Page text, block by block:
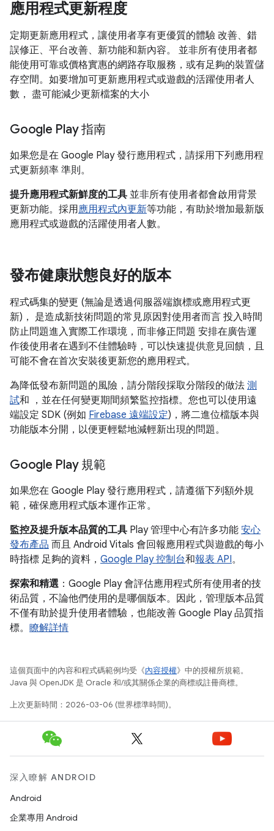
應用程式更新程度
定期更新應用程式，讓使用者享有更優質的體驗 改善、錯
誤修正、平台改善、新功能和新內容。 並非所有使用者都
能使用可靠或價格實惠的網路存取服務，或有足夠的裝置儲
存空間。如要增加可更新應用程式或遊戲的活躍使用者人
數， 盡可能減少更新檔案的大小
Google Play 指南
如果您是在 Google Play 發行應用程式，請採用下列應用程
式更新頻率 準則。
提升應用程式新鮮度的工具 並非所有使用者都會啟用背景
更新功能。採用應用程式內更新等功能，有助於增加最新版
應用程式或遊戲的活躍使用者人數。
發布健康狀態良好的版本
程式碼集的變更 (無論是透過伺服器端旗標或應用程式更
新)， 是造成新技術問題的常見原因對使用者而言 投入時間
防止問題進入實際工作環境，而非修正問題 安排在廣告運
作後使用者在遇到不佳體驗時，可以快速提供意見回饋，且
可能不會在首次安裝後更新您的應用程式。
為降低發布新問題的風險，請分階段採取分階段的做法 測
試和 ，並在任何變更期間頻繁監控指標。您也可以使用遠
端設定 SDK (例如 Firebase 遠端設定)，將二進位檔版本與
功能版本分開，以便更輕鬆地減輕新出現的問題。
Google Play 規範
如果您在 Google Play 發行應用程式，請遵循下列額外規
範，確保應用程式版本運作正常。
監控及提升版本品質的工具 Play 管理中心有許多功能 安心
發布產品 而且 Android Vitals 會回報應用程式與遊戲的每小
時指標 足夠的資料， Google Play 控制台和報表 API。
探索和精選 ：Google Play 會評估應用程式所有使用者的技
術品質，不論他們使用的是哪個版本。因此，管理版本品質
不僅有助於提升使用者體驗，也能改善 Google Play 品質指
標。 瞭解詳情
這個頁面中的內容和程式碼範例均受《內容授權》中的授權所規範。
Java 與 OpenJDK 是 Oracle 和/或其關係企業的商標或註冊商標。
上次更新時間：2026-03-06 (世界標準時間)。
深入瞭解 ANDROID
Android
企業專用 Android